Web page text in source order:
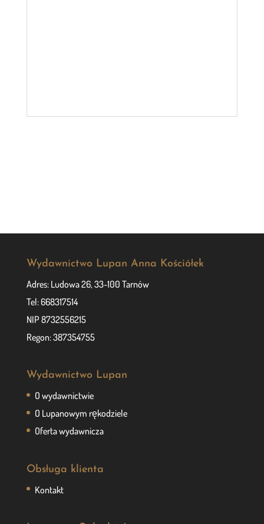
Wydawnictwo Lupan Anna Kościółek
Adres: Ludowa 26, 33-100 Tarnów
Tel: 668317514
NIP 8732556215
Regon: 387354755
Wydawnictwo Lupan
O wydawnictwie
O Lupanowym rękodziele
Oferta wydawnicza
Obsługa klienta
Kontakt